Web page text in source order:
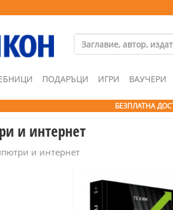
ПОДАРЪЦИ ИГРИ ВАУЧЕРИ
БЕЗПЛАТНА
и интернет
и интернет